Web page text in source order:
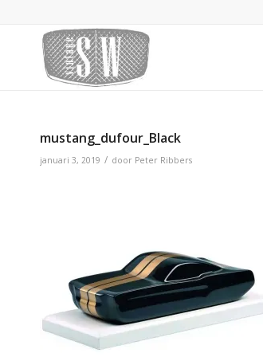
mustang_dufour_Black
januari 3, 2019 / door Peter Ribbers